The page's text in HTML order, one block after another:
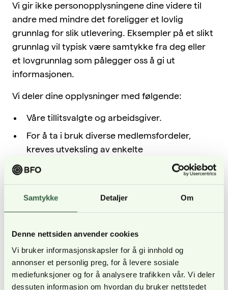
Samtykke Detaljer Om
Denne nettsiden anvender cookies
Vi bruker informasjonskapsler for å gi innhold og
annonser et personlig preg, for å levere sosiale
mediefunksjoner og for å analysere trafikken vår. Vi deler
dessuten informasjon om hvordan du bruker nettstedet
Vi gir ikke personopplysningene dine videre til
andre med mindre det foreligger et lovlig
grunnlag for slik utlevering. Eksempler på et slikt
grunnlag vil typisk være samtykke fra deg eller
et lovgrunnlag som pålegger oss å gi ut
informasjonen.
Vi deler dine opplysninger med følgende:
Våre tillitsvalgte og arbeidsgiver.
For å ta i bruk diverse medlemsfordeler,
kreves utveksling av enkelte
fordelsleverandører for å bekrefte et aktivt
opplysningene holdes på et absolutt
databehandleravtaler iht. gjeldende lovverk
og anbefalinger fra Datatilsynet. All
behandling av personopplysninger som vi
foretar skjer innenfor EU/EØS-området.